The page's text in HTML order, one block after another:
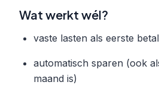
Wat werkt wél?
vaste lasten als eerste
automatisch sparen (ook
maand is)